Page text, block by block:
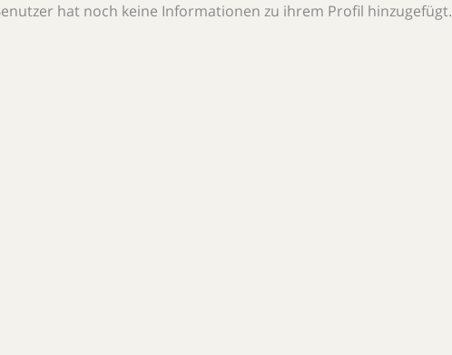
hat noch keine Informationen zu ihrem Profil hinzugefügt.